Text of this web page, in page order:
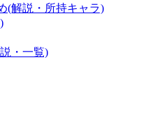
(解説・所持キャラ)
・一覧)